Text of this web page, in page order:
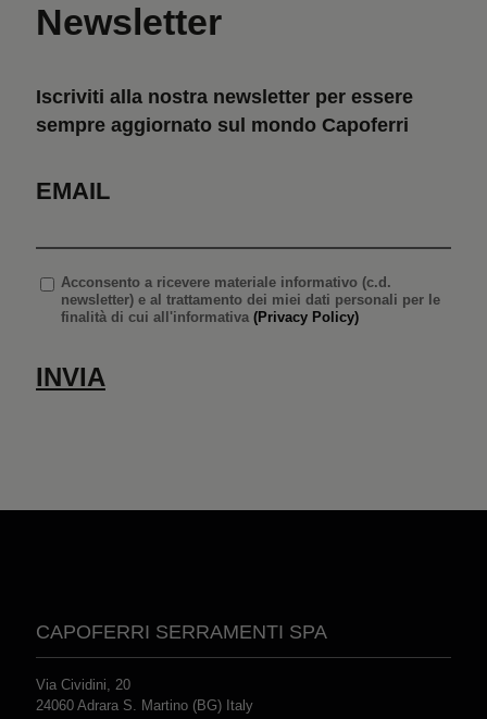
Newsletter
Iscriviti alla nostra newsletter per essere
sempre aggiornato sul mondo Capoferri
EMAIL
Acconsento a ricevere materiale informativo (c.d.
newsletter) e al trattamento dei miei dati personali per le
finalità di cui all'informativa (Privacy Policy)
CAPOFERRI SERRAMENTI SPA
Via Cividini, 20
24060 Adrara S. Martino (BG) Italy